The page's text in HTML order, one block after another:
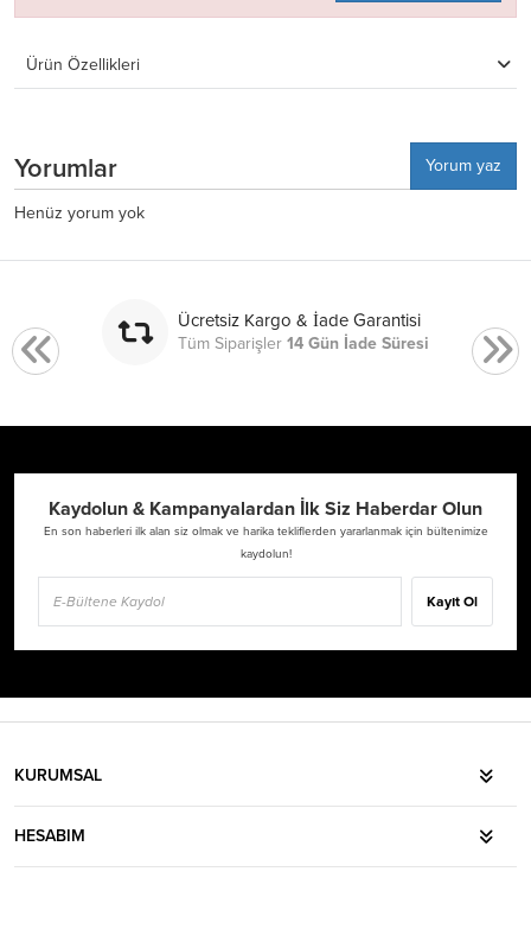
Ürün Özellikleri
Yorumlar
Yorum yaz
Henüz yorum yok
Ücretsiz Kargo & İade Garantisi
Tüm Siparişler14 Gün İade Süresi
Kaydolun & Kampanyalardan İlk Siz Haberdar Olun
En son haberleri ilk alan siz olmak ve harika tekliflerden yararlanmak için bültenimize
kaydolun!
Kayıt Ol
KURUMSAL
HESABIM